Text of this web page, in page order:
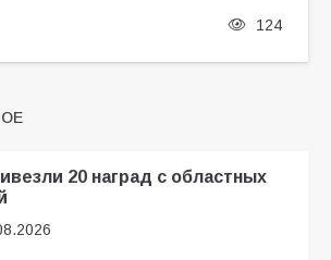
124
20 наград с областных